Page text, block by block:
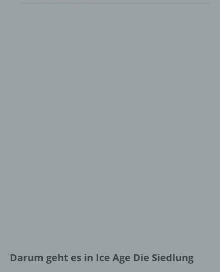
Darum geht es in Ice Age Die Siedlung